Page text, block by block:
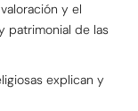
y el
patrimonial de las
explican y